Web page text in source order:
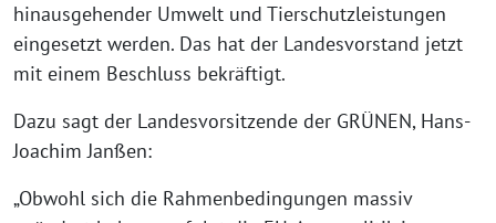
hinausgehender Umwelt und Tierschutzleistungen
eingesetzt werden. Das hat der Landesvorstand jetzt
mit einem Beschluss bekräftigt.
Dazu sagt der Landesvorsitzende der GRÜNEN, Hans-
Joachim Janßen:
„Obwohl sich die Rahmenbedingungen massiv